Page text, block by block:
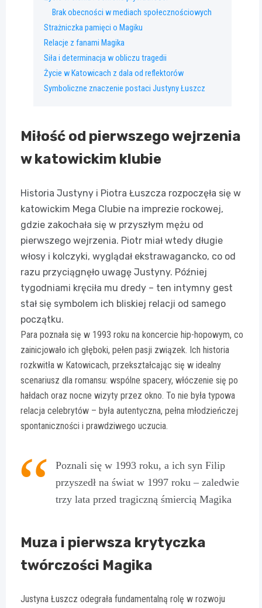
Brak obecności w mediach społecznościowych
Strażniczka pamięci o Magiku
Relacje z fanami Magika
Siła i determinacja w obliczu tragedii
Życie w Katowicach z dala od reflektorów
Symboliczne znaczenie postaci Justyny Łuszcz
Miłość od pierwszego wejrzenia
w katowickim klubie
Historia Justyny i Piotra Łuszcza rozpoczęła się w
katowickim Mega Clubie na imprezie rockowej,
gdzie zakochała się w przyszłym mężu od
pierwszego wejrzenia. Piotr miał wtedy długie
włosy i kolczyki, wyglądał ekstrawagancko, co od
razu przyciągnęło uwagę Justyny. Później
tygodniami kręciła mu dredy – ten intymny gest
stał się symbolem ich bliskiej relacji od samego
początku.
Para poznała się w 1993 roku na koncercie hip-hopowym, co
zainicjowało ich głęboki, pełen pasji związek. Ich historia
rozkwitła w Katowicach, przekształcając się w idealny
scenariusz dla romansu: wspólne spacery, włóczenie się po
hałdach oraz nocne wizyty przez okno. To nie była typowa
relacja celebrytów – była autentyczna, pełna młodzieńczej
spontaniczności i prawdziwego uczucia.
Poznali się w 1993 roku, a ich syn Filip
przyszedł na świat w 1997 roku – zaledwie
trzy lata przed tragiczną śmiercią Magika
Muza i pierwsza krytyczka
twórczości Magika
Justyna Łuszcz odegrała fundamentalną rolę w rozwoju